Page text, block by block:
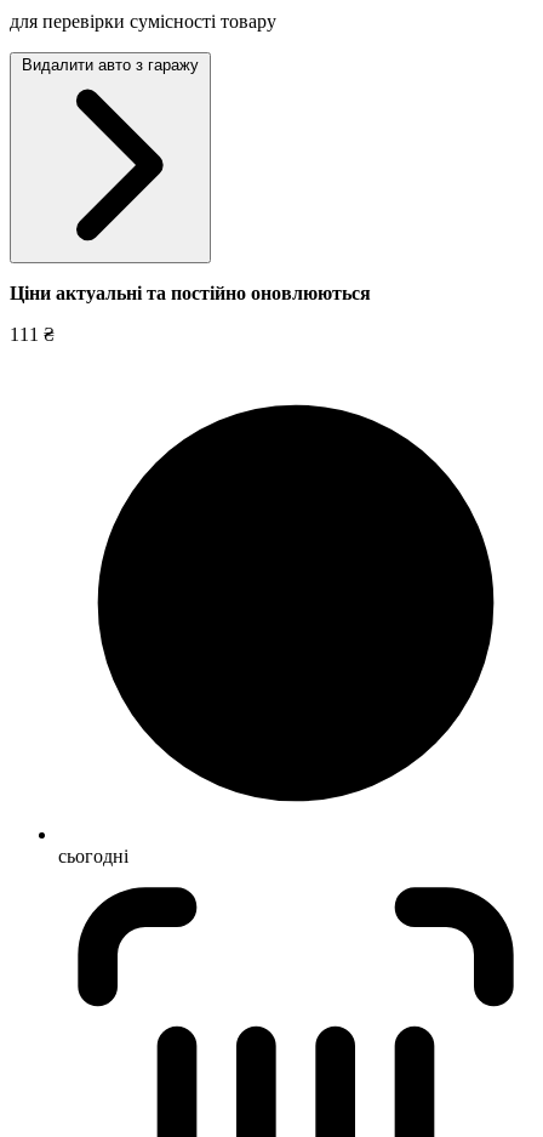
для перевірки сумісності товару
Видалити авто з гаражу
Ціни актуальні та постійно оновлюються
111 ₴
сьогодні